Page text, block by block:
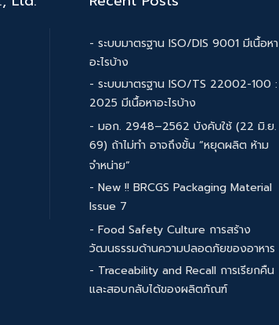
- ระบบมาตรฐาน ISO/DIS 9001 มีเนื้อหา
อะไรบ้าง
- ระบบมาตรฐาน ISO/TS 22002-100 :
2025 มีเนื้อหาอะไรบ้าง
- มอก. 2948–2562 บังคับใช้ (22 มิ.ย.
69) ถ้าไม่ทำ อาจถึงขั้น “หยุดผลิต ห้าม
จำหน่าย”
- New !! BRCGS Packaging Material
Issue 7
- Food Safety Culture การสร้าง
วัฒนธรรมด้านความปลอดภัยของอาหาร
- Traceability and Recall การเรียกคืน
และสอบกลับได้ของผลิตภัณฑ์